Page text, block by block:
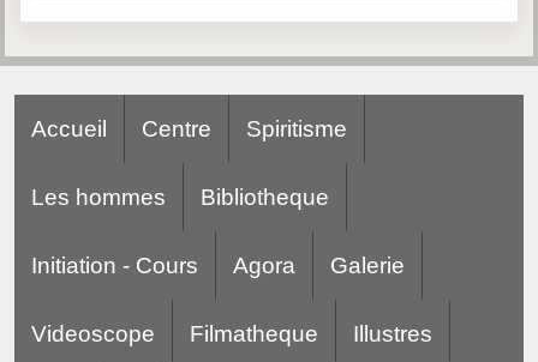
Accueil Centre Spiritisme
Les hommes Bibliotheque
Initiation - Cours Agora Galerie
Videoscope Filmatheque Illustres